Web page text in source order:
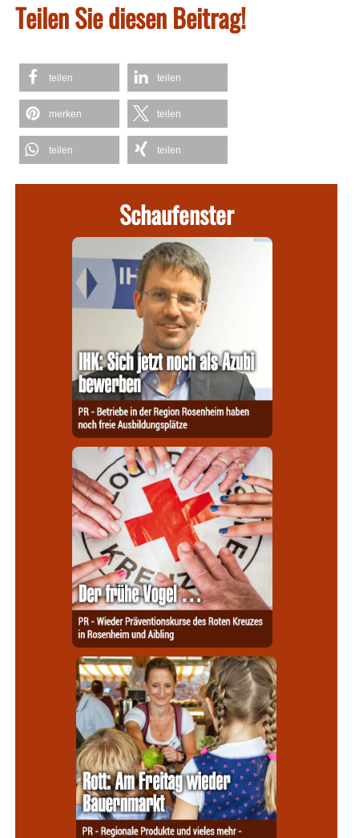
Teilen Sie diesen Beitrag!
teilen teilen
merken teilen
teilen teilen
Schaufenster